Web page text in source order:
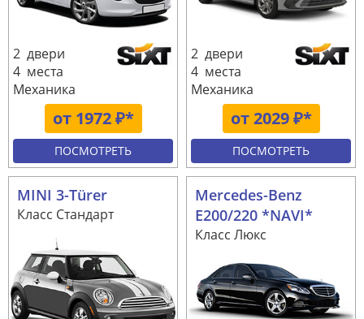
от 1972 ₽*
2 двери
4 места
Механика
ПОСМОТРЕТЬ
от 2029 ₽*
2 двери
4 места
Механика
ПОСМОТРЕТЬ
MINI 3-Türer
Класс Стандарт
Mercedes-Benz
E200/220 *NAVI*
Класс Люкс